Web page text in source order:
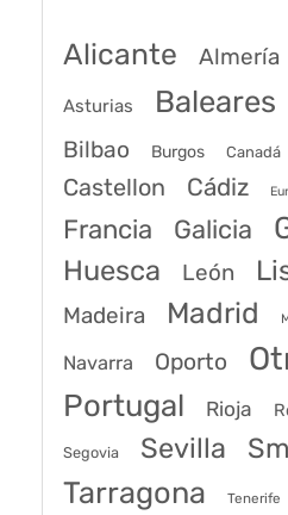
Alicante Almería
Asturias Baleares
Bilbao Burgos Canadá
Castellon Cádiz
Francia Galicia
Huesca León
Madeira Madrid
Navarra Oporto
Portugal Rioja
Segovia Sevilla
Tarragona Tenerife